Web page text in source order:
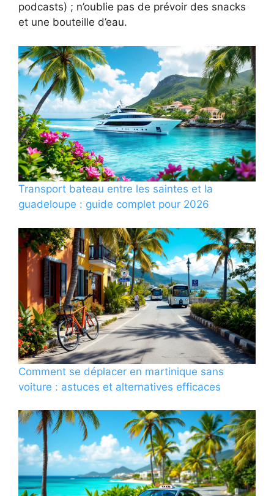
podcasts) ; n’oublie pas de prévoir des snacks
et une bouteille d’eau.
Transport bateau entre les saintes et la
guadeloupe : guide complet pour 2026
Comment se déplacer en martinique sans
voiture : astuces et alternatives efficaces